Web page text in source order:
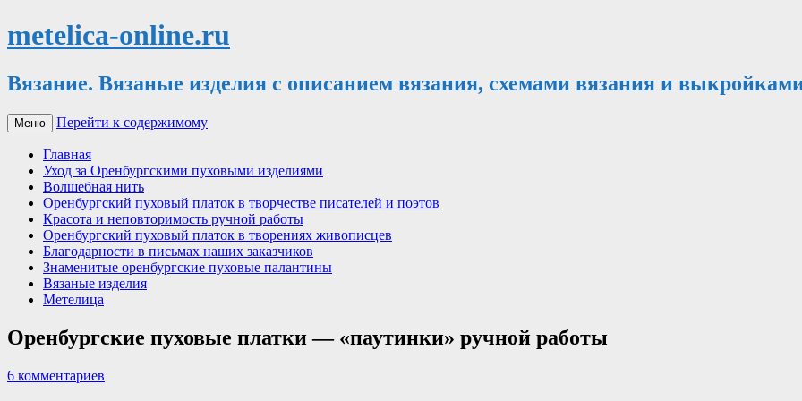
metelica-online.ru
Вязание. Вязаные изделия с описанием вязания, схемами вязания и
Меню Перейти к содержимому
Главная
Уход за Оренбургскими пуховыми изделиями
Волшебная нить
Оренбургский пуховый платок в творчестве писателей и поэтов
Красота и неповторимость ручной работы
Оренбургский пуховый платок в творениях живописцев
Благодарности в письмах наших заказчиков
Знаменитые оренбургские пуховые палантины
Вязаные изделия
Метелица
Оренбургские пуховые платки — «паутинки» ручной работы
6 комментариев